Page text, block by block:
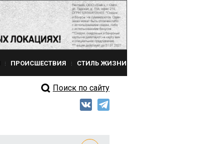
ПРОИСШЕСТВИЯ СТИЛЬ ЖИЗНИ
Поиск по сайту